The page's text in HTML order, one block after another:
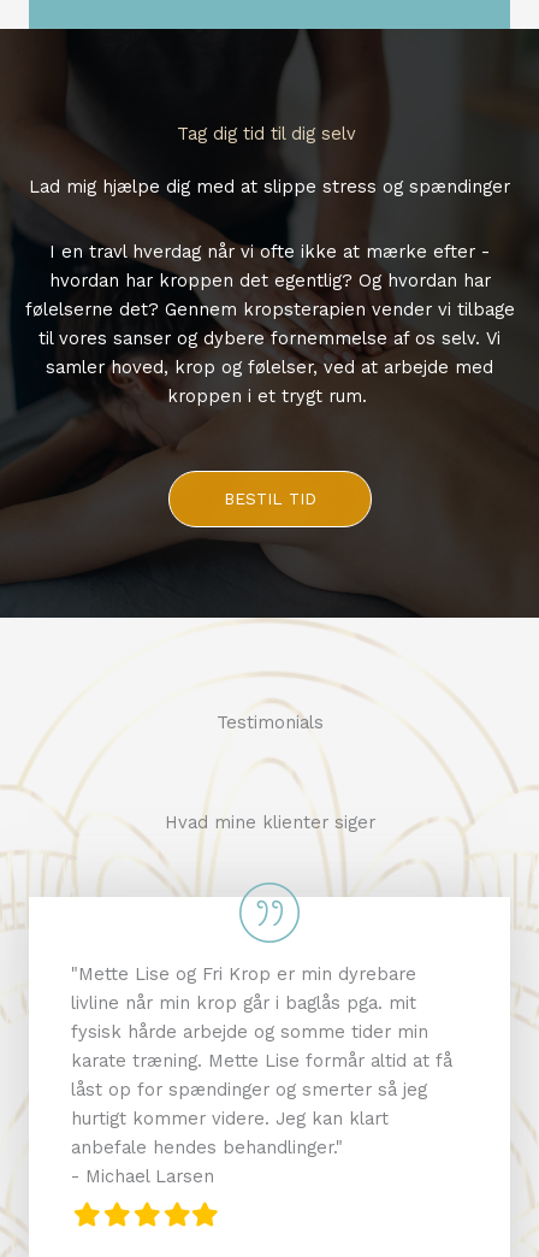
Tag dig tid til dig selv ​
Lad mig hjælpe dig med at slippe stress og spændinger
I en travl hverdag når vi ofte ikke at mærke efter -
hvordan har kroppen det egentlig? Og hvordan har
følelserne det? Gennem kropsterapien vender vi tilbage
til vores sanser og dybere fornemmelse af os selv. Vi
samler hoved, krop og følelser, ved at arbejde med
kroppen i et trygt rum.
BESTIL TID
Testimonials
Hvad mine klienter siger
"Mette Lise og Fri Krop er min dyrebare
livline når min krop går i baglås pga. mit
fysisk hårde arbejde og somme tider min
karate træning. Mette Lise formår altid at få
låst op for spændinger og smerter så jeg
hurtigt kommer videre. Jeg kan klart
anbefale hendes behandlinger."
- Michael Larsen
Filled
star
Filled
star
Filled
star
Filled
star
Filled
star
livline
hurtigt
-